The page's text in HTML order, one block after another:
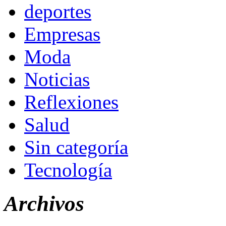
deportes
Empresas
Moda
Noticias
Reflexiones
Salud
Sin categoría
Tecnología
Archivos